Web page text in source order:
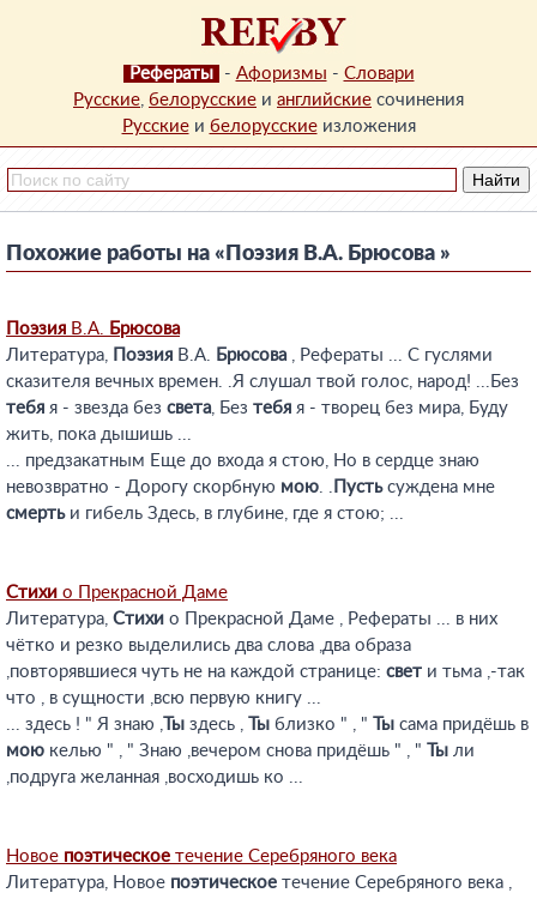
Рефераты - Афоризмы - Словари
Русские, белорусские и английские сочинения
Русскиеи белорусскиеизложения
Похожие работы на «Поэзия В.А. Брюсова »
Поэзия В.А. Брюсова
Литература,
Поэзия В.А. Брюсова , Рефераты ... С гуслями
сказителя вечных времен. .Я слушал твой голос, народ! ...Без
тебя я - звезда без света, Без тебя я - творец без мира, Буду
жить, пока дышишь ...
... предзакатным Еще до входа я стою, Но в сердце знаю
невозвратно - Дорогу скорбную мою. . Пустьсуждена мне
смертьи гибель Здесь, в глубине, где я стою; ...
Стихи о Прекрасной Даме
Литература, Стихи о Прекрасной Даме , Рефераты ... в них
чётко и резко выделились два слова ,два образа
,повторявшиеся чуть не на каждой странице: свет и тьма ,-так
что , в сущности ,всю первую книгу ...
... здесь ! " Я знаю , Ты здесь , Ты близко " , " Ты сама придёшь в
мою келью " , " Знаю ,вечером снова придёшь " , " Ты ли
,подруга желанная ,восходишь ко ...
Новое поэтическое течение Серебряного века
Литература, Новое поэтическое течение Серебряного века ,